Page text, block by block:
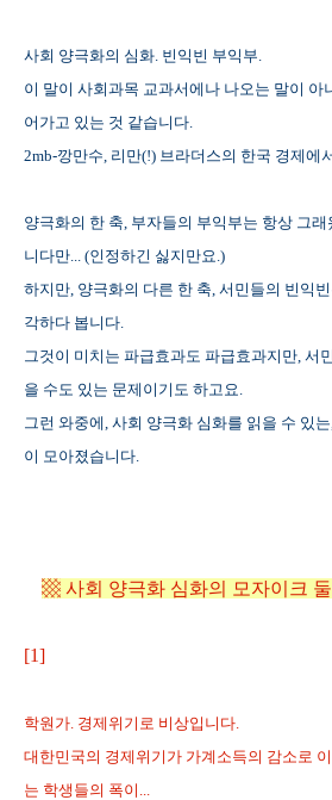
사회 양극화의 심화. 빈익빈 부익부.
이 말이 사회과목 교과서에나 나오는 말이 아
어가고 있는 것 같습니다.
2mb-깡만수, 리만(!) 브라더스의 한국 경제에
양극화의 한 축, 부자들의 부익부는 항상 그
니다만... (인정하긴 싫지만요.)
하지만, 양극화의 다른 한 축, 서민들의 빈익
각하다 봅니다.
그것이 미치는 파급효과도 파급효과지만, 서
을 수도 있는 문제이기도 하고요.
그런 와중에, 사회 양극화 심화를 읽을 수 있
이 모아졌습니다.
▩ 사회 양극화 심화의 모자이크
[1]
학원가. 경제위기로 비상입니다.
대한민국의 경제위기가 가계소득의 감소로
는 학생들의 폭이...